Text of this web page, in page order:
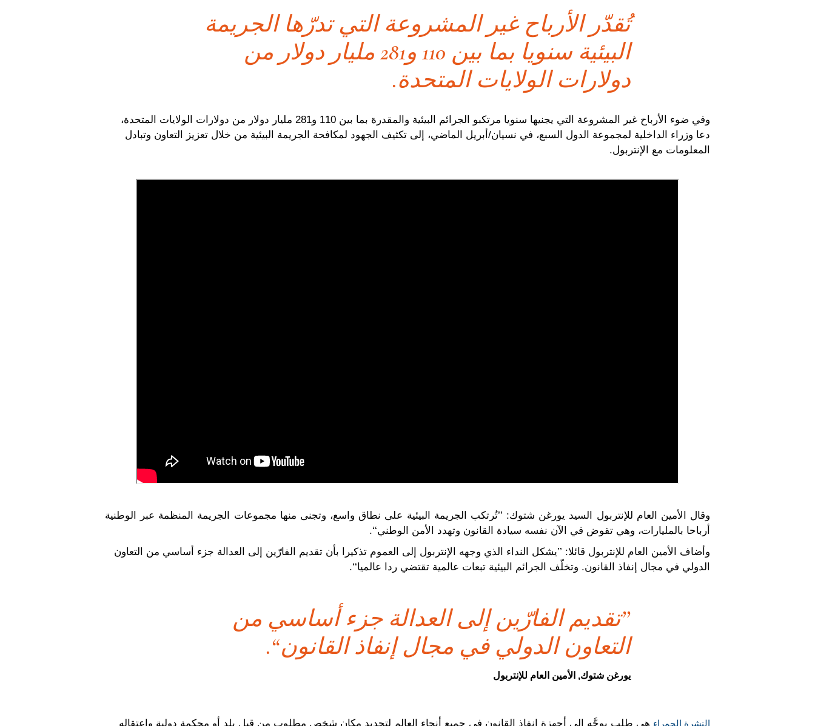
تُقدّر الأرباح غير المشروعة التي تدرّها الجريمة
البيئية سنويا بما بين 110 و281 مليار دولار من
دولارات الولايات المتحدة.
وفي ضوء الأرباح غير المشروعة التي يجنيها سنويا مرتكبو الجرائم البيئية والمقدرة بما بين 110 و281 مليار دولار من دولارات الولايات المتحدة،
دعا وزراء الداخلية لمجموعة الدول السبع، في نسيان/أبريل الماضي، إلى تكثيف الجهود لمكافحة الجريمة البيئية من خلال تعزيز التعاون وتبادل
المعلومات مع الإنتربول.
وقال الأمين العام للإنتربول السيد يورغن شتوك: ’’تُرتكب الجريمة البيئية على نطاق واسع، وتجنى منها مجموعات الجريمة المنظمة عبر الوطنية
أرباحا بالمليارات، وهي تقوض في الآن نفسه سيادة القانون وتهدد الأمن الوطني‘‘.
وأضاف الأمين العام للإنتربول قائلا: ’’يشكل النداء الذي وجهه الإنتربول إلى العموم تذكيرا بأن تقديم الفارّين إلى العدالة جزء أساسي من التعاون
الدولي في مجال إنفاذ القانون. وتخلّف الجرائم البيئية تبعات عالمية تقتضي ردا عالميا‘‘.
’’تقديم الفارّين إلى العدالة جزء أساسي من
التعاون الدولي في مجال إنفاذ القانون‘‘.
يورغن شتوك, الأمين العام للإنتربول
النشرة الحمراء هي طلب يوجَّه إلى أجهزة إنفاذ القانون في جميع أنحاء العالم لتحديد مكان شخص مطلوب من قبل بلد أو محكمة دولية واعتقاله